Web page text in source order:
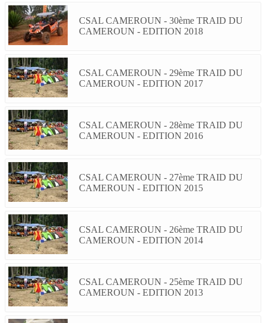
CSAL CAMEROUN - 30ème TRAID DU
CAMEROUN - EDITION 2018
CSAL CAMEROUN - 29ème TRAID DU
CAMEROUN - EDITION 2017
CSAL CAMEROUN - 28ème TRAID DU
CAMEROUN - EDITION 2016
CSAL CAMEROUN - 27ème TRAID DU
CAMEROUN - EDITION 2015
CSAL CAMEROUN - 26ème TRAID DU
CAMEROUN - EDITION 2014
CSAL CAMEROUN - 25ème TRAID DU
CAMEROUN - EDITION 2013